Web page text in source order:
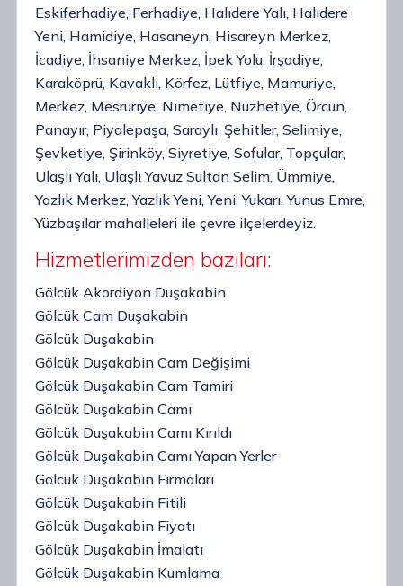
Eskiferhadiye, Ferhadiye, Halıdere Yalı, Halıdere
Yeni, Hamidiye, Hasaneyn, Hisareyn Merkez,
İcadiye, İhsaniye Merkez, İpek Yolu, İrşadiye,
Karaköprü, Kavaklı, Körfez, Lütfiye, Mamuriye,
Merkez, Mesruriye, Nimetiye, Nüzhetiye, Örcün,
Panayır, Piyalepaşa, Saraylı, Şehitler, Selimiye,
Şevketiye, Şirinköy, Siyretiye, Sofular, Topçular,
Ulaşlı Yalı, Ulaşlı Yavuz Sultan Selim, Ümmiye,
Yazlık Merkez, Yazlık Yeni, Yeni, Yukarı, Yunus Emre,
Yüzbaşılar mahalleleri ile çevre ilçelerdeyiz.
Hizmetlerimizden bazıları:
Gölcük Akordiyon Duşakabin
Gölcük Cam Duşakabin
Gölcük Duşakabin
Gölcük Duşakabin Cam Değişimi
Gölcük Duşakabin Cam Tamiri
Gölcük Duşakabin Camı
Gölcük Duşakabin Camı Kırıldı
Gölcük Duşakabin Camı Yapan Yerler
Gölcük Duşakabin Firmaları
Gölcük Duşakabin Fitili
Gölcük Duşakabin Fiyatı
Gölcük Duşakabin İmalatı
Gölcük Duşakabin Kumlama